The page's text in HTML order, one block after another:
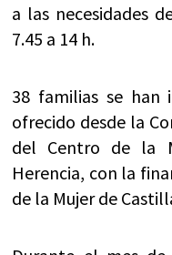
a las necesidades
7.45 a 14 h.
38 familias se han
ofrecido desde la
del Centro de la
Herencia, con la
de la Mujer de